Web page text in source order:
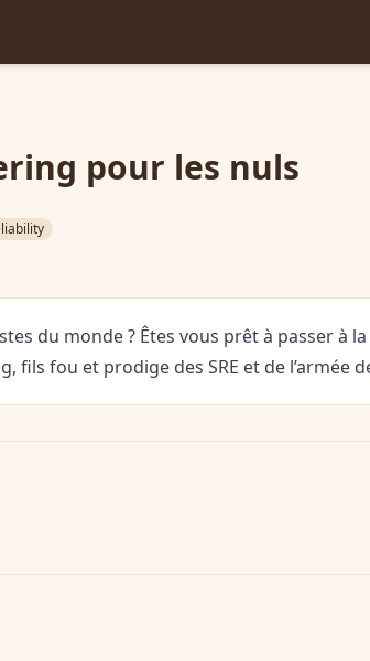
pour les nuls
du monde ? Êtes vous prêt à passer à
fils fou et prodige des SRE et de l’armée